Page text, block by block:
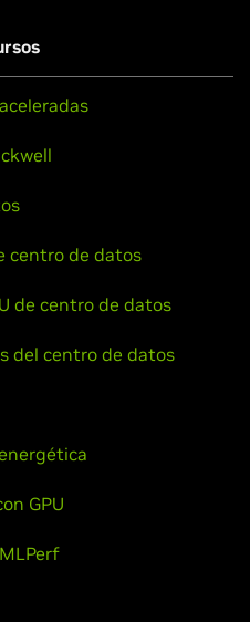
centro de datos
de centro de datos
del centro de datos
GPU